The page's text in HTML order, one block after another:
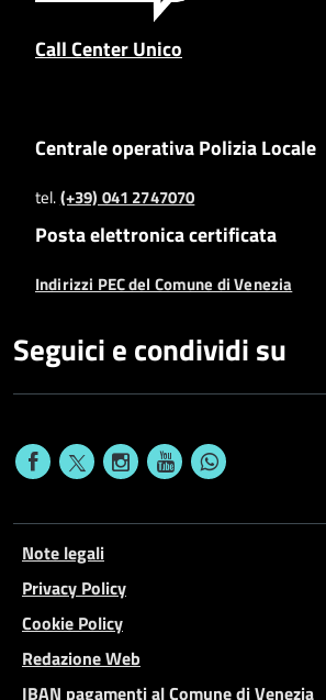
Call Center Unico
Centrale operativa Polizia Locale
tel.(+39) 041 2747070
Posta elettronica certificata
Indirizzi PEC del Comune di Venezia
Seguici e condividi su
Note legali
Privacy Policy
Cookie Policy
Redazione Web
IBAN pagamenti al Comune di Venezia